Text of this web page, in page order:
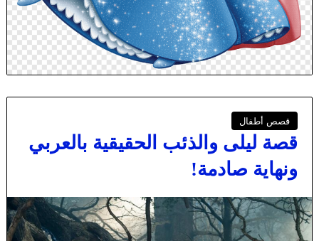
قصص أطفال
قصة ليلى والذئب الحقيقية بالعربي
ونهاية صادمة!